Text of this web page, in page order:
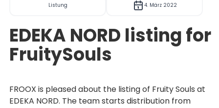
Listung 4. März 2022
EDEKA NORD listing for
FruitySouls
FROOX is pleased about the listing of Fruity Souls at
EDEKA NORD. The team starts distribution from